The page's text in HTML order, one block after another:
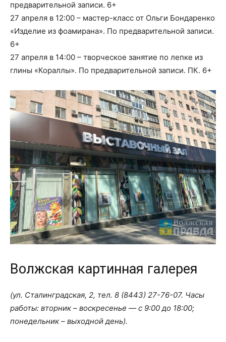
предварительной записи. 6+
27 апреля в 12:00 – мастер-класс от Ольги Бондаренко
«Изделие из фоамирана». По предварительной записи.
6+
27 апреля в 14:00 – творческое занятие по лепке из
глины «Кораллы». По предварительной записи. ПК. 6+
Волжская картинная галерея
(ул. Сталинградская, 2, тел. 8 (8443) 27-76-07. Часы
работы: вторник – воскресенье — с 9:00 до 18:00;
понедельник – выходной день).